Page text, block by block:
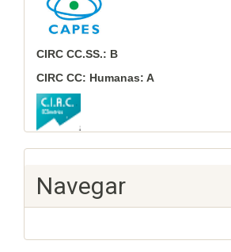
CIRC CC.SS.: B
CIRC CC: Humanas: A
Navegar